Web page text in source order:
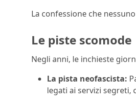
La confessione che
Le piste scomode
Negli anni, le inchieste
La pista neofascista:
legati ai servizi segreti,